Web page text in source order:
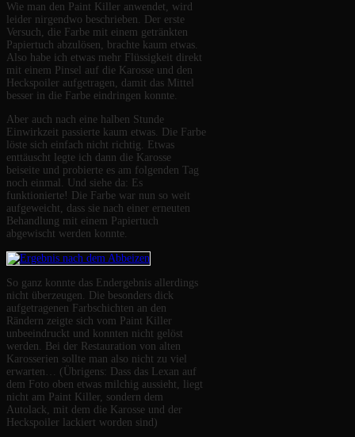
Wie man den Paint Killer anwendet, wird
leider nirgendwo beschrieben. Der erste
Versuch, die Farbe mit einem getränkten
Papiertuch abzulösen, brachte kaum etwas.
Also habe ich etwas mehr Flüssigkeit direkt
mit einem Pinsel auf die Karosse und den
Heckspoiler aufgetragen, damit das Mittel
besser in die Farbe eindringen konnte.
Aber auch nach eine halben Stunde
Einwirkzeit passierte kaum etwas. Die Farbe
löste sich einfach nicht richtig. Etwas
enttäuscht legte ich dann die Karosse
beiseite und probierte es am folgenden Tag
noch einmal. Und siehe da: Es
funktionierte! Die Farbe war nun so weit
aufgeweicht, dass sie nach einer erneuten
Behandlung mit einem Papiertuch
abgewischt werden konnte.
So ganz konnte das Endergebnis allerdings
nicht überzeugen. Die besonders dick
aufgetragenen Farbschichten an den
Rändern zeigte sich vom Paint Killer
unbeeindruckt und konnten nicht gelöst
werden. Bei der Restauration von alten
Karosserien sollte man also nicht zu viel
erwarten… (Übrigens: Dass das Lexan auf
dem Foto oben etwas milchig aussieht, liegt
nicht am Paint Killer, sondern dem
Autolack, mit dem die Karosse und der
Heckspoiler lackiert worden sind)